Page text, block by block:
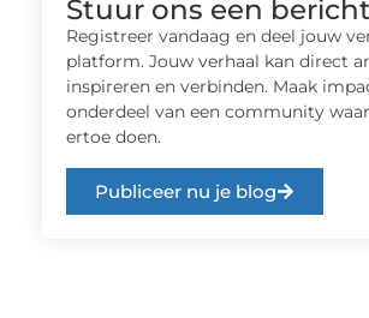
Stuur ons een bericht
Registreer vandaag en deel jouw
platform. Jouw verhaal kan direct
inspireren en verbinden. Maak
onderdeel van een community
ertoe doen.
Publiceer nu je blog